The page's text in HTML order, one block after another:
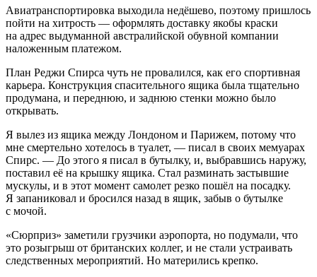
Авиатранспортировка выходила недёшево, поэтому пришлось
пойти на хитрость — оформлять доставку якобы краски
на адрес выдуманной австралийской обувной компании
наложенным платежом.
План Реджи Спирса чуть не провалился, как его спортивная
карьера. Конструкция спасительного ящика была тщательно
продумана, и переднюю, и заднюю стенки можно было
открывать.
Я вылез из ящика между Лондоном и Парижем, потому что
мне смертельно хотелось в туалет, — писал в своих мемуарах
Спирс. — До этого я писал в бутылку, и, выбравшись наружу,
поставил её на крышку ящика. Стал разминать застывшие
мускулы, и в этот момент самолет резко пошёл на посадку.
Я запаниковал и бросился назад в ящик, забыв о бутылке
с мочой.
«Сюрприз» заметили грузчики аэропорта, но подумали, что
это розыгрыш от британских коллег, и не стали устраивать
следственных мероприятий. Но матерились крепко.